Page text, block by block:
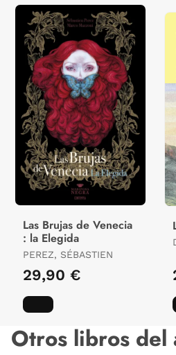
Las Brujas de Venecia
: la Elegida
PEREZ, SÉBASTIEN
29,90 €
Otros libros del